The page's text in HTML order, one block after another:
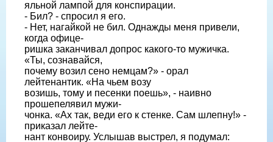
яльной лампой для конспирации.
- Бил? - спросил я его.
- Нет, нагайкой не бил. Однажды меня привели,
когда офице-
ришка заканчивал допрос какого-то мужичка.
«Ты, сознавайся,
почему возил сено немцам?» - орал
лейтенантик. «На чьем возу
возишь, тому и песенки поешь», - наивно
прошепелявил мужи-
чонка. «Ах так, веди его к стенке. Сам шлепну!» -
приказал лейте-
нант конвоиру. Услышав выстрел, я подумал: